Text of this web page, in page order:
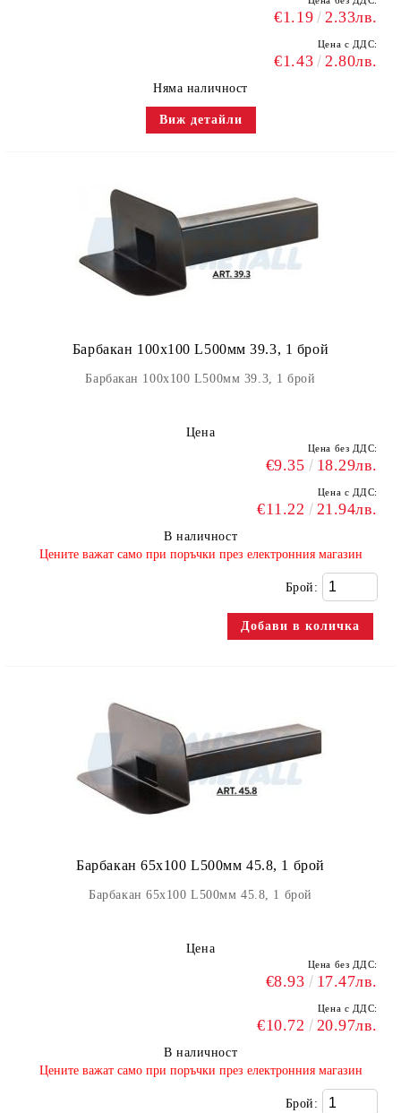
€1.19 2.33лв.
Цена с ДДС:
€1.43 2.80лв.
Няма наличност
Виж детайли
Барбакан 100х100 L500мм 39.3, 1 брой
Барбакан 100х100 L500мм 39.3, 1 брой
Цена
Цена без ДДС:
€9.35 18.29лв.
Цена с ДДС:
€11.22 21.94лв.
В наличност
​Цените важат само при поръчки през електронния магазин
Брой:
Барбакан 65х100 L500мм 45.8, 1 брой
Барбакан 65х100 L500мм 45.8, 1 брой
Цена
Цена без ДДС:
€8.93 17.47лв.
Цена с ДДС:
€10.72 20.97лв.
В наличност
​Цените важат само при поръчки през електронния магазин
Брой: